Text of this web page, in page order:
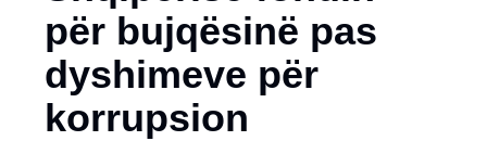
për bujqësinë pas
dyshimeve për
korrupsion